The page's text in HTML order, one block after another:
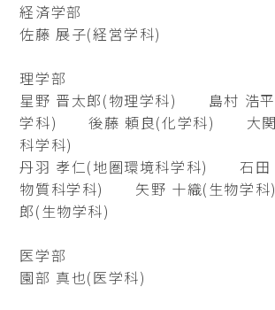
経済学部
佐藤 展子(経営学科)
理学部
星野 晋太郎(物理学科) 島村 浩平
学科) 後藤 頼良(化学科) 大関
科学科)
丹羽 孝仁(地圏環境科学科) 石田
物質科学科) 矢野 十織(生物学
郎(生物学科)
医学部
園部 真也(医学科)